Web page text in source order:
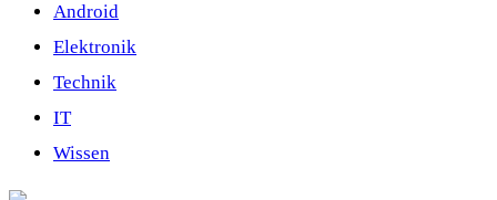
Android
Elektronik
Technik
IT
Wissen